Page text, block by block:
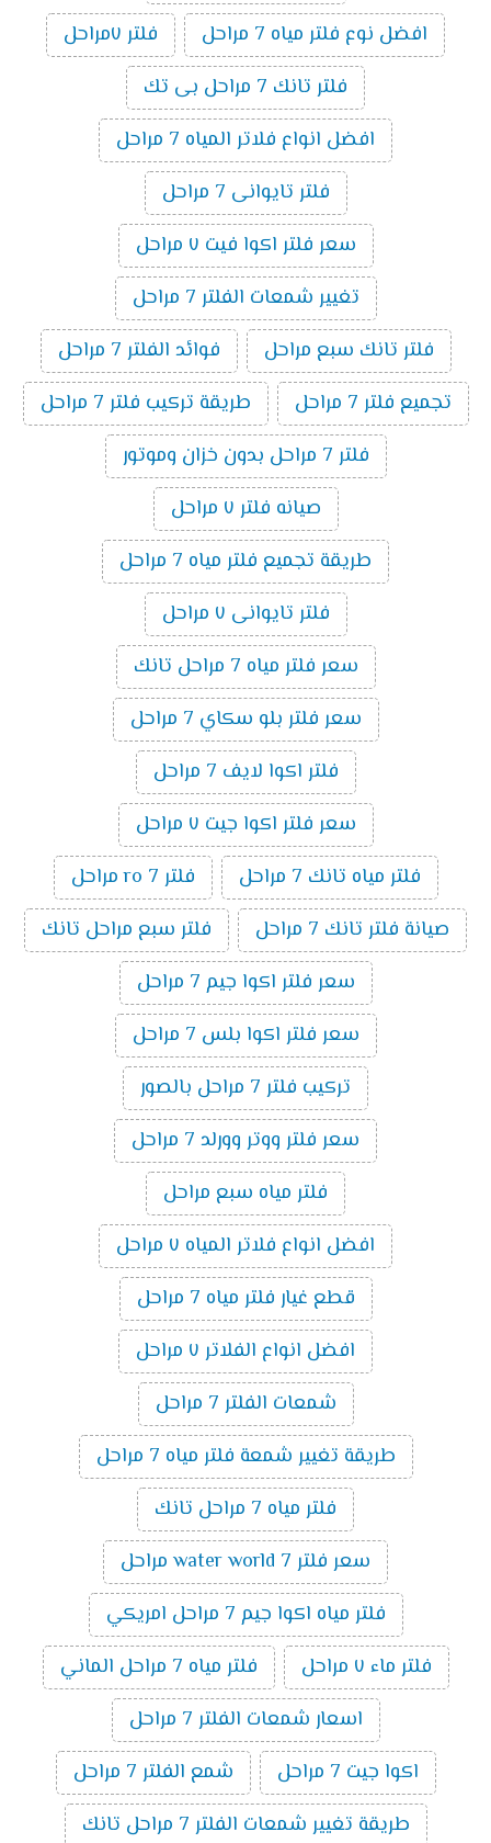
افضل نوع فلتر مياه 7 مراحل
فلتر ٧مراحل
فلتر تانك 7 مراحل بى تك
افضل انواع فلاتر المياه 7 مراحل
فلتر تايوانى 7 مراحل
سعر فلتر اكوا فيت ٧ مراحل
تغيير شمعات الفلتر 7 مراحل
فلتر تانك سبع مراحل
فوائد الفلتر 7 مراحل
تجميع فلتر 7 مراحل
طريقة تركيب فلتر 7 مراحل
فلتر 7 مراحل بدون خزان وموتور
صيانه فلتر ٧ مراحل
طريقة تجميع فلتر مياه 7 مراحل
فلتر تايوانى ٧ مراحل
سعر فلتر مياه 7 مراحل تانك
سعر فلتر بلو سكاي 7 مراحل
فلتر اكوا لايف 7 مراحل
سعر فلتر اكوا جيت ٧ مراحل
فلتر مياه تانك 7 مراحل
فلتر ro 7 مراحل
صيانة فلتر تانك 7 مراحل
فلتر سبع مراحل تانك
سعر فلتر اكوا جيم 7 مراحل
سعر فلتر اكوا بلس 7 مراحل
تركيب فلتر 7 مراحل بالصور
سعر فلتر ووتر وورلد 7 مراحل
فلتر مياه سبع مراحل
افضل انواع فلاتر المياه ٧ مراحل
قطع غيار فلتر مياه 7 مراحل
افضل انواع الفلاتر ٧ مراحل
شمعات الفلتر 7 مراحل
طريقة تغيير شمعة فلتر مياه 7 مراحل
فلتر مياه 7 مراحل تانك
سعر فلتر water world 7 مراحل
فلتر مياه اكوا جيم 7 مراحل امريكي
فلتر ماء ٧ مراحل
فلتر مياه 7 مراحل الماني
اسعار شمعات الفلتر 7 مراحل
اكوا جيت 7 مراحل
شمع الفلتر 7 مراحل
طريقة تغيير شمعات الفلتر 7 مراحل تانك